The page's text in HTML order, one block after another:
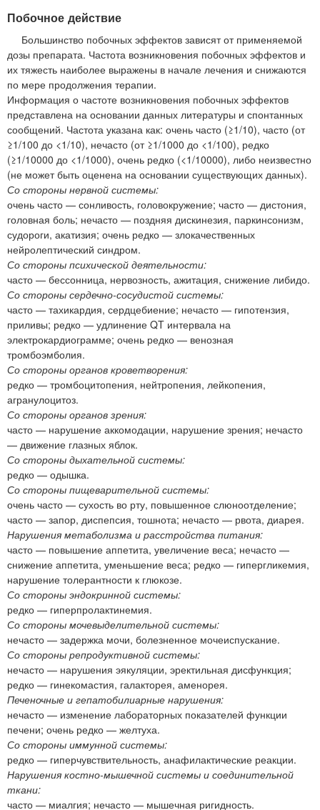
Побочное действие
Большинство побочных эффектов зависят от применяемой
дозы препарата. Частота возникновения побочных эффектов и
их тяжесть наиболее выражены в начале лечения и снижаются
по мере продолжения терапии.
Информация о частоте возникновения побочных эффектов
представлена на основании данных литературы и спонтанных
сообщений. Частота указана как: очень часто (≥1/10), часто (от
≥1/100 до <1/10), нечасто (от ≥1/1000 до <1/100), редко
(≥1/10000 до <1/1000), очень редко (<1/10000), либо неизвестно
(не может быть оценена на основании существующих данных).
Со стороны нервной системы:
очень часто — сонливость, головокружение; часто — дистония,
головная боль; нечасто — поздняя дискинезия, паркинсонизм,
судороги, акатизия; очень редко — злокачественных
нейролептический синдром.
Со стороны психической деятельности:
часто — бессонница, нервозность, ажитация, снижение либидо.
Со стороны сердечно-сосудистой системы:
часто — тахикардия, сердцебиение; нечасто — гипотензия,
приливы; редко — удлинение QT интервала на
электрокардиограмме; очень редко — венозная
тромбоэмболия.
Со стороны органов кроветворения:
редко — тромбоцитопения, нейтропения, лейкопения,
агранулоцитоз.
Со стороны органов зрения:
часто — нарушение аккомодации, нарушение зрения; нечасто
— движение глазных яблок.
Со стороны дыхательной системы:
редко — одышка.
Со стороны пищеварительной системы:
очень часто — сухость во рту, повышенное слюноотделение;
часто — запор, диспепсия, тошнота; нечасто — рвота, диарея.
Нарушения метаболизма и расстройства питания:
часто — повышение аппетита, увеличение веса; нечасто —
снижение аппетита, уменьшение веса; редко — гипергликемия,
нарушение толерантности к глюкозе.
Со стороны эндокринной системы:
редко — гиперпролактинемия.
Со стороны мочевыделительной системы:
нечасто — задержка мочи, болезненное мочеиспускание.
Со стороны репродуктивной системы:
нечасто — нарушения эякуляции, эректильная дисфункция;
редко — гинекомастия, галакторея, аменорея.
Печеночные и гепатобилиарные нарушения:
нечасто — изменение лабораторных показателей функции
печени; очень редко — желтуха.
Со стороны иммунной системы:
редко — гиперчувствительность, анафилактические реакции.
Нарушения костно-мышечной системы и соединительной
ткани:
часто — миалгия; нечасто — мышечная ригидность.